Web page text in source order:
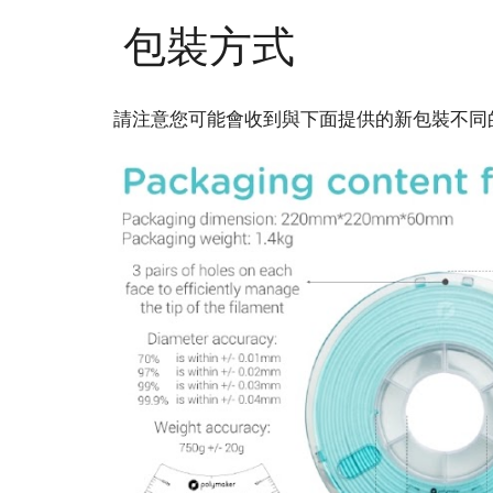
包裝方式
請注意您可能會收到與下面提供的新包裝不